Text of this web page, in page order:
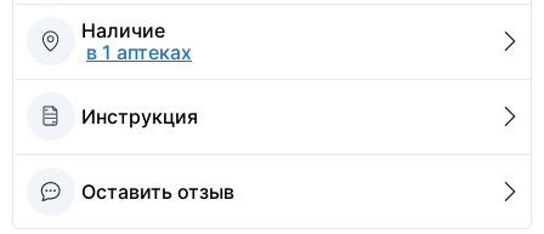
Наличие
в 1 аптеках
Инструкция
Оставить отзыв